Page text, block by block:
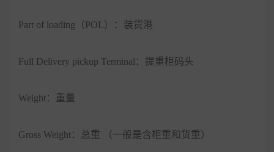
Part of loading（POL）：装货港
Full Delivery pickup Terminal：提重柜码头
Weight：重量
Gross Weight：总重 （一般是含柜重和货重）